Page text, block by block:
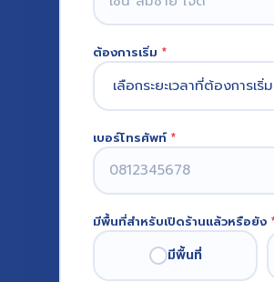
ต้องการเริ่ม*
เบอร์โทรศัพท์*
มีพื้นที่สำหรับเปิดร้านแล้วหรือยัง
มีพื้นที่